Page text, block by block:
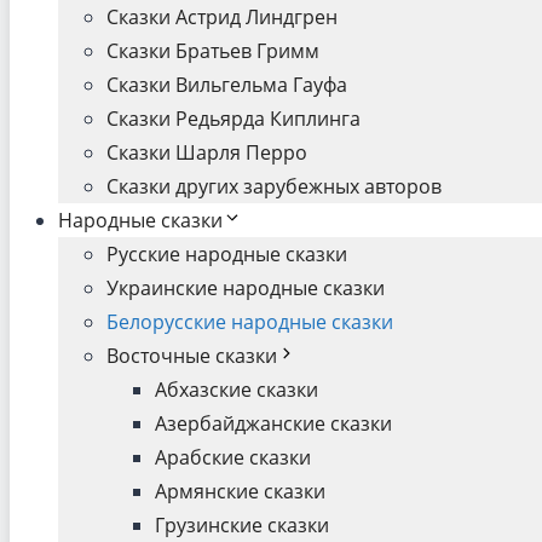
Сказки Астрид Линдгрен
Сказки Братьев Гримм
Сказки Вильгельма Гауфа
Сказки Редьярда Киплинга
Сказки Шарля Перро
Сказки других зарубежных авторов
Народные сказки
Русские народные сказки
Украинские народные сказки
Белорусские народные сказки
Восточные сказки
Абхазские сказки
Азербайджанские сказки
Арабские сказки
Армянские сказки
Грузинские сказки